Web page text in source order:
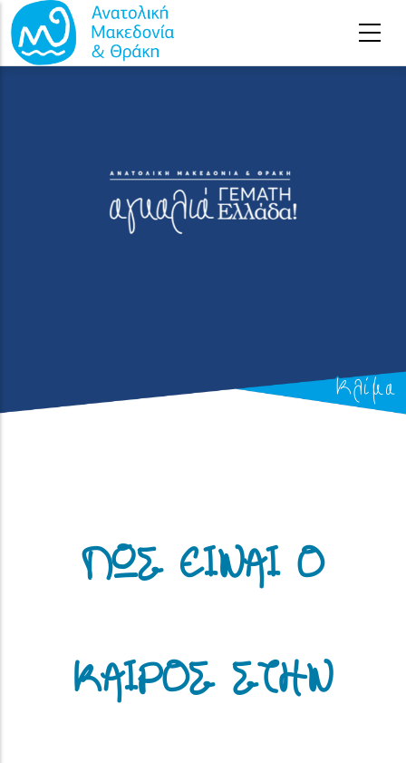
Παράκαμψη προς το κυρίως περιεχόμενο
Κλίμα
Αρχική
ΠΩΣ ΕΙΝΑΙ Ο
ΚΑΙΡΟΣ ΣΤΗΝ